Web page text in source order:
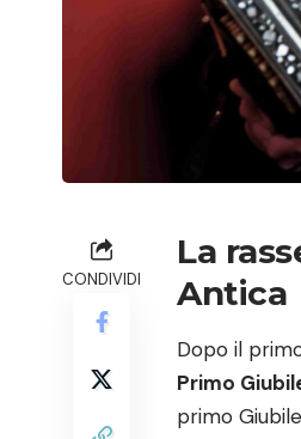
CONDIVIDI
La
Antica
Dopo il
Primo
primo